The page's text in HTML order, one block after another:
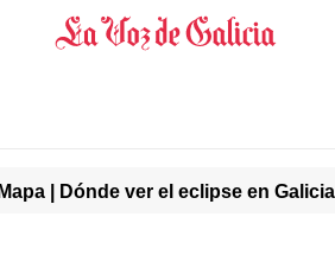
| Dónde ver el eclipse en Galicia